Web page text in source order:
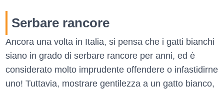
Serbare rancore
Ancora una volta in Italia, si pensa che i gatti bianchi
siano in grado di serbare rancore per anni, ed è
considerato molto imprudente offendere o infastidirne
uno! Tuttavia, mostrare gentilezza a un gatto bianco,